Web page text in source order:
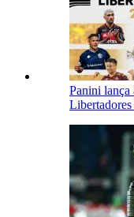
Panini lança